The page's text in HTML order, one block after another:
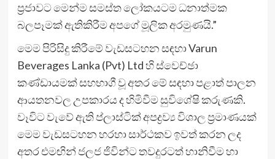
ප්‍රජාවට මෙන්ම සමස්ත ලෝකයටම ධනාත්මක
බලපෑමක් ඇතිකිරීම අපගේ මූලික අරමුණයි.”
මෙම පිරිසිදු කිරීමේ වැඩසටහන සඳහා Varun
Beverages Lanka (Pvt) Ltd හි ස්වෙච්ඡා
කණ්ඩායමක් සහභාගී වූ අතර මේ සඳහා පළාත් පාලන
ආයතනවල උපකාරය ද හිමිවීම සුවිශේෂි කරුණකි.
වෑවිට වැවේ ඇති ප්ලාස්ටික් අපද්‍රව්‍ය විශාල ප්‍රමාණයක්
මෙම වැඩසටහන හරහා සාර්ථකව ඉවත් කරන ලද
අතර එමඟින් ජලජ ජිවින්ට තවදුරටත් හානිවීම හා